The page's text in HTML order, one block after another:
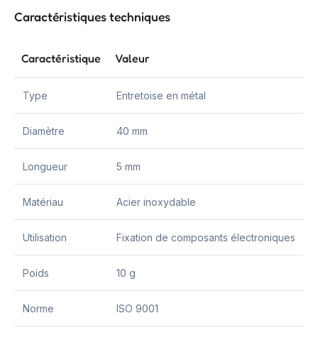
Caractéristiques techniques
Caractéristique Valeur
Type Entretoise en métal
Diamètre 40 mm
Longueur 5 mm
Matériau Acier inoxydable
Utilisation Fixation de composants électroniques
Poids 10 g
Norme ISO 9001